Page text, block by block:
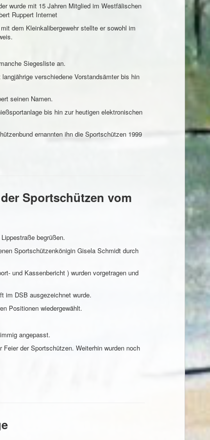
wurde mit 15 Jahren Mitglied im Westfälischen
dem Kleinkalibergewehr stellte er sowohl im
Siegesliste an.
verschiedene Vorstandsämter bis hin
seinen Namen.
bis hin zur heutigen elektronischen
ernannten ihn die Sportschützen 1999
Sportschützen vom
begrüßen.
Sportschützenkönigin Gisela Schmidt durch
und Kassenbericht ) wurden vorgetragen und
im DSB ausgezeichnet wurde.
Positionen wiedergewählt.
angepasst.
der Sportschützen. Weiterhin wurden noch